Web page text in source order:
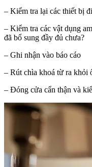
– Kiểm tra lại các thiết bị
– Kiểm tra các vật dụng
đã bổ sung đầy đủ chưa?
– Ghi nhận vào báo cáo
– Rút chìa khoá từ ra khỏi
– Đóng cửa cẩn thận và